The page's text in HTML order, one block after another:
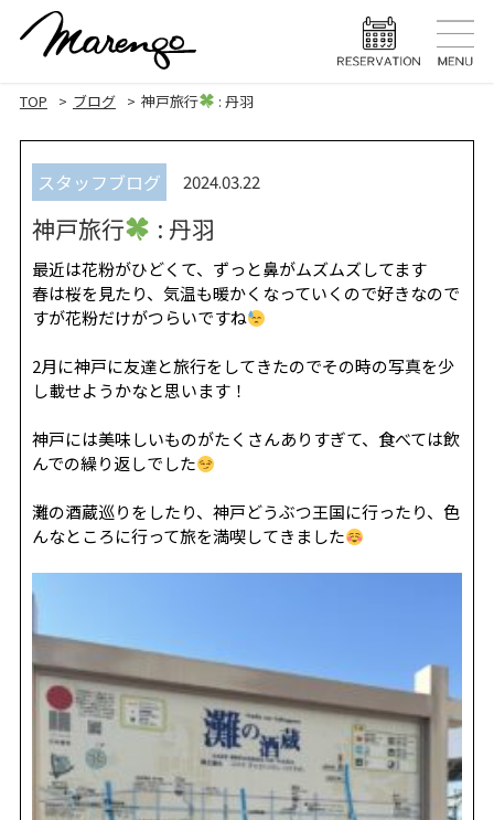
MENU メニュー
HEAD SPA ヘッドスパ
BLOG ブログ
REVIEW レビュー
SALON INFO
TOP ブログ 神戸旅行 : 丹羽
スタッフブログ 2024.03.22
神戸旅行 : 丹羽
最近は花粉がひどくて、ずっと鼻がムズムズしてます
春は桜を見たり、気温も暖かくなっていくので好きなので
すが花粉だけがつらいですね
2月に神戸に友達と旅行をしてきたのでその時の写真を少
し載せようかなと思います！
神戸には美味しいものがたくさんありすぎて、食べては飲
んでの繰り返しでした
灘の酒蔵巡りをしたり、神戸どうぶつ王国に行ったり、色
んなところに行って旅を満喫してきました